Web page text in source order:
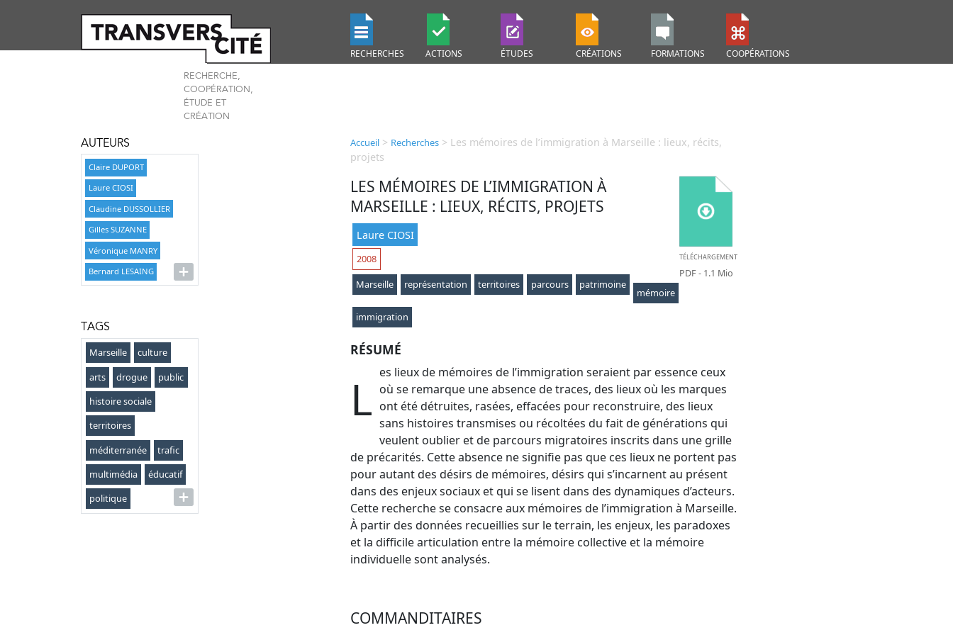
RECHERCHES ACTIONS ÉTUDES CRÉATIONS FORMATIONS COOPÉRATIONS
RECHERCHE,
COOPÉRATION,
ÉTUDE ET
CRÉATION
AUTEURS
Claire DUPORT
Laure CIOSI
Claudine DUSSOLLIER
Gilles SUZANNE
Véronique MANRY
Bernard LESAING
TAGS
Marseille
culture
arts
drogue
public
histoire sociale
territoires
méditerranée
trafic
multimédia
éducatif
politique
Accueil > Recherches > Les mémoires de l’immigration à Marseille : lieux, récits,
projets
TÉLÉCHARGEMENT
PDF- 1.1 Mio
LES MÉMOIRES DE L’IMMIGRATION À
MARSEILLE : LIEUX, RÉCITS, PROJETS
Laure CIOSI
2008
Marseille
représentation territoires parcours patrimoine
mémoire
immigration
RÉSUMÉ
L es lieux de mémoires de l’immigration seraient par essence ceux
où se remarque une absence de traces, des lieux où les marques
ont été détruites, rasées, effacées pour reconstruire, des lieux
sans histoires transmises ou récoltées du fait de générations qui
veulent oublier et de parcours migratoires inscrits dans une grille
de précarités. Cette absence ne signifie pas que ces lieux ne portent pas
pour autant des désirs de mémoires, désirs qui s’incarnent au présent
dans des enjeux sociaux et qui se lisent dans des dynamiques d’acteurs.
Cette recherche se consacre aux mémoires de l’immigration à Marseille.
À partir des données recueillies sur le terrain, les enjeux, les paradoxes
et la difficile articulation entre la mémoire collective et la mémoire
individuelle sont analysés.
COMMANDITAIRES